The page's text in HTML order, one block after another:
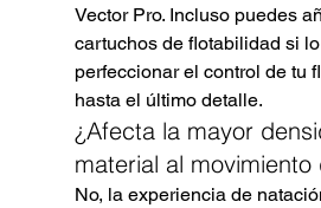
Vector Pro. Incluso puedes
cartuchos de flotabilidad si
perfeccionar el control de tu
hasta el último detalle.
¿Afecta la mayor
material al movimiento
No, la experiencia de